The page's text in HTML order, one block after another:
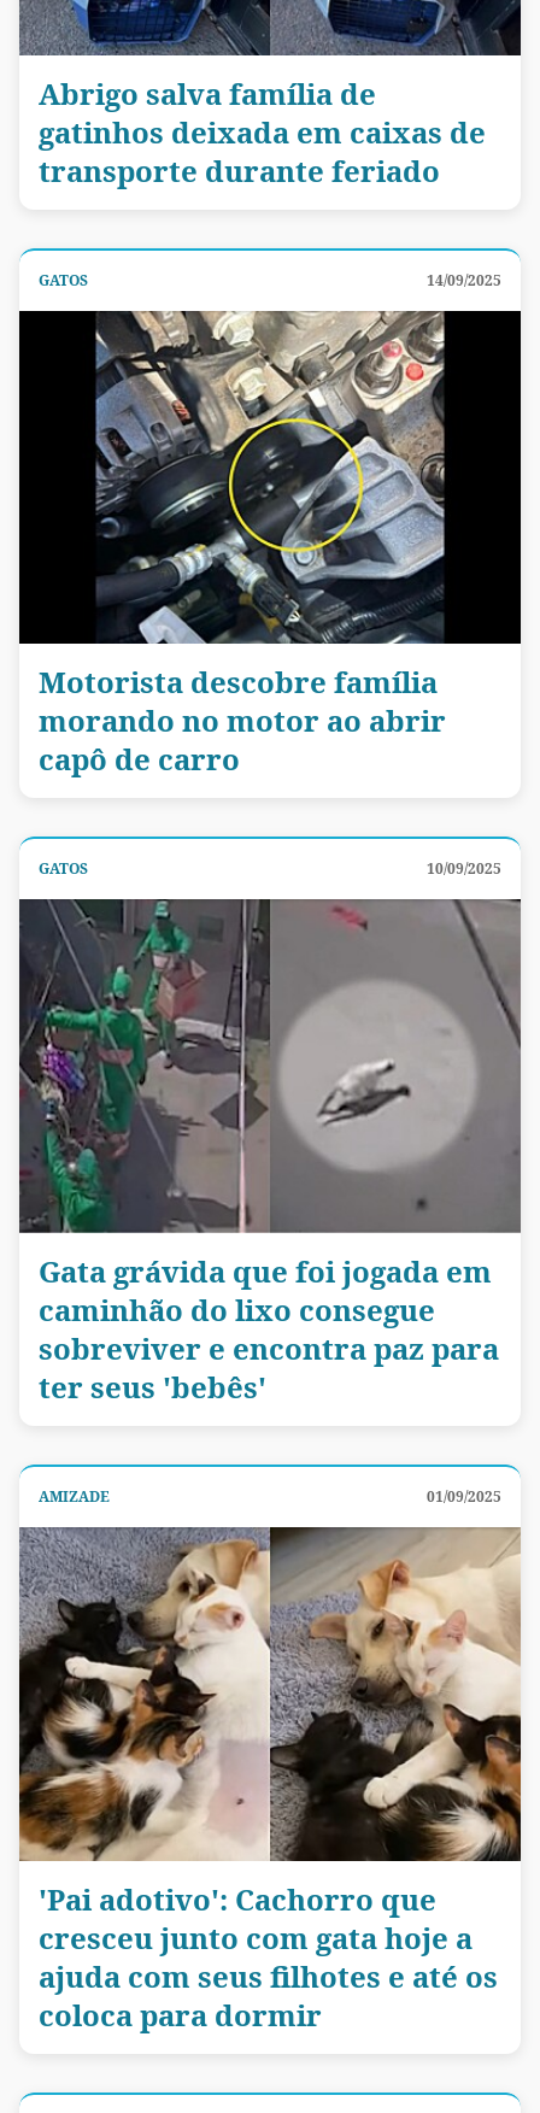
Abrigo salva família de
gatinhos deixada em caixas de
transporte durante feriado
GATOS 14/09/2025
Motorista descobre família
morando no motor ao abrir
capô de carro
GATOS 10/09/2025
Gata grávida que foi jogada em
caminhão do lixo consegue
sobreviver e encontra paz para
ter seus 'bebês'
AMIZADE 01/09/2025
'Pai adotivo': Cachorro que
cresceu junto com gata hoje a
ajuda com seus filhotes e até os
coloca para dormir